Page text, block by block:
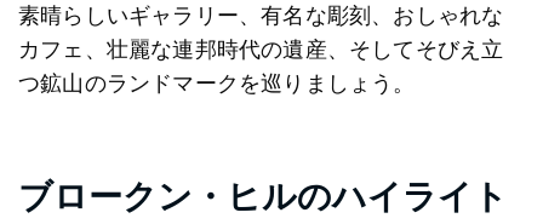
素晴らしいギャラリー、有名な彫刻、おしゃれな
カフェ、壮麗な連邦時代の遺産、そしてそびえ立
つ鉱山のランドマークを巡りましょう。
ブロークン・ヒルのハイライト